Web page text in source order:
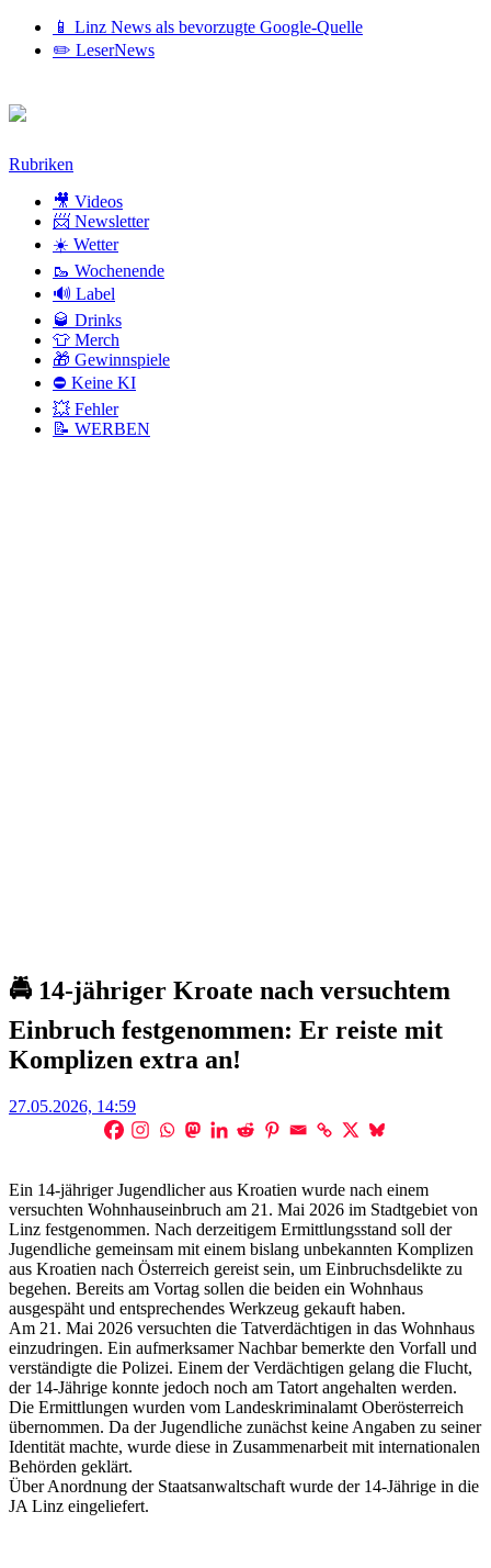
📱 Linz News als bevorzugte Google-Quelle
✏️ LeserNews
Zum
Rubriken
🎥 Videos
📨 Newsletter
☀️ Wetter
🥾 Wochenende
🔊 Label
🥃 Drinks
👕 Merch
🎁 Gewinnspiele
⛔ Keine KI
💥 Fehler
📝 WERBEN
🚔 14-jähriger Kroate nach versuchtem
Einbruch festgenommen: Er reiste mit
Komplizen extra an!
Posted
27.05.2026, 14:59
Ein 14-jähriger Jugendlicher aus Kroatien wurde nach einem
versuchten Wohnhauseinbruch am 21. Mai 2026 im Stadtgebiet von
Linz festgenommen. Nach derzeitigem Ermittlungsstand soll der
Jugendliche gemeinsam mit einem bislang unbekannten Komplizen
aus Kroatien nach Österreich gereist sein, um Einbruchsdelikte zu
begehen. Bereits am Vortag sollen die beiden ein Wohnhaus
ausgespäht und entsprechendes Werkzeug gekauft haben.
Am 21. Mai 2026 versuchten die Tatverdächtigen in das Wohnhaus
einzudringen. Ein aufmerksamer Nachbar bemerkte den Vorfall und
verständigte die Polizei. Einem der Verdächtigen gelang die Flucht,
der 14-Jährige konnte jedoch noch am Tatort angehalten werden.
Die Ermittlungen wurden vom Landeskriminalamt Oberösterreich
übernommen. Da der Jugendliche zunächst keine Angaben zu seiner
Identität machte, wurde diese in Zusammenarbeit mit internationalen
Behörden geklärt.
Über Anordnung der Staatsanwaltschaft wurde der 14-Jährige in die
JA Linz eingeliefert.